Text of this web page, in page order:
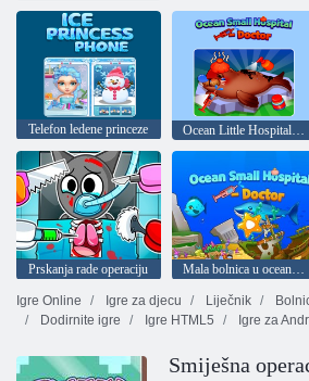
Telefon ledene princeze Ocean Little Hospital - Doktor
Prskanja rade operaciju Mala bolnica u oceanu: Doktor
Igre Online
Igre za djecu Liječnik
Dodirnite igre
Igre HTML5 Igre za
Smiješna